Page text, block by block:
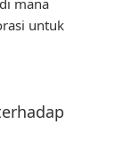
untuk